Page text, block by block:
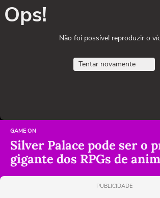
Ops!
Não foi possível reproduzir o
Tentar novamente
GAME ON
Silver Palace pode ser o
gigante dos RPGs de
PUBLICIDADE